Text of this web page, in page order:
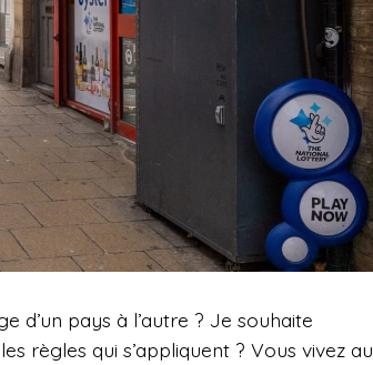
d’un pays à l’autre ? Je souhaite
règles qui s’appliquent ? Vous vivez au